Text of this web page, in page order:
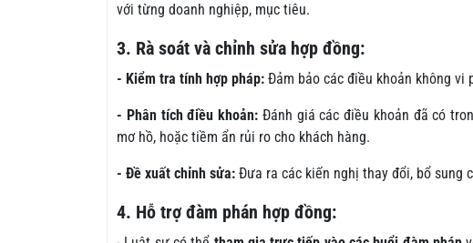
với từng doanh nghiệp, mục tiêu.
3. Rà soát và chỉnh sửa hợp đồng:
- Kiểm tra tính hợp pháp: Đảm bảo các điều khoản không vi
- Phân tích điều khoản: Đánh giá các điều khoản đã có
mơ hồ, hoặc tiềm ẩn rủi ro cho khách hàng.
- Đề xuất chỉnh sửa: Đưa ra các kiến nghị thay đổi, bổ sung
4. Hỗ trợ đàm phán hợp đồng: